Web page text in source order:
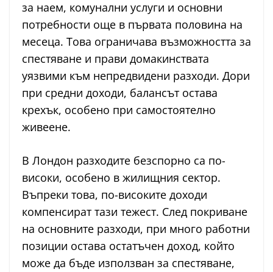
за наем, комунални услуги и основни
потребности още в първата половина на
месеца. Това ограничава възможността за
спестяване и прави домакинствата
уязвими към непредвидени разходи. Дори
при средни доходи, балансът остава
крехък, особено при самостоятелно
живеене.
В Лондон разходите безспорно са по-
високи, особено в жилищния сектор.
Въпреки това, по-високите доходи
компенсират тази тежест. След покриване
на основните разходи, при много работни
позиции остава остатъчен доход, който
може да бъде използван за спестяване,